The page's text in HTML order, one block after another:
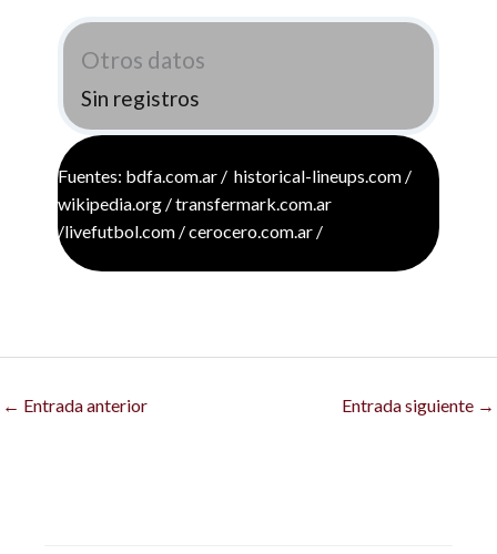
Otros datos
Sin registros
Fuentes: bdfa.com.ar / historical-lineups.com /
wikipedia.org / transfermark.com.ar
/livefutbol.com / cerocero.com.ar /
← Entrada anterior Entrada siguiente →